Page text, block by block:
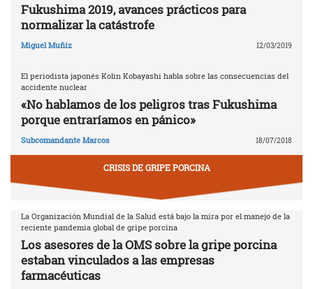
Fukushima 2019, avances prácticos para
normalizar la catástrofe
Miguel Muñiz 12/03/2019
El periodista japonés Kolin Kobayashi habla sobre las consecuencias del
accidente nuclear
«No hablamos de los peligros tras Fukushima
porque entraríamos en pánico»
Subcomandante Marcos 18/07/2018
CRISIS DE GRIPE PORCINA
La Organización Mundial de la Salud está bajo la mira por el manejo de la
reciente pandemia global de gripe porcina
Los asesores de la OMS sobre la gripe porcina
estaban vinculados a las empresas
farmacéuticas